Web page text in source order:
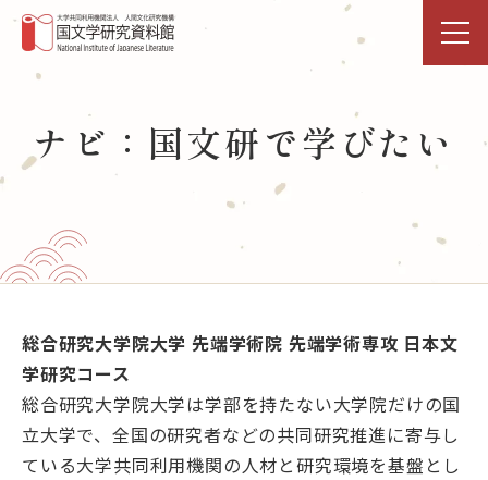
研究活動・共同利用
展示・イベント
図書館
データベース
事業活動
ナビ：国文研で学びたい
総合研究大学院大学 先端学術院 先端学術専攻 日本文
学研究コース
総合研究大学院大学は学部を持たない大学院だけの国
立大学で、全国の研究者などの共同研究推進に寄与し
ている大学共同利用機関の人材と研究環境を基盤とし